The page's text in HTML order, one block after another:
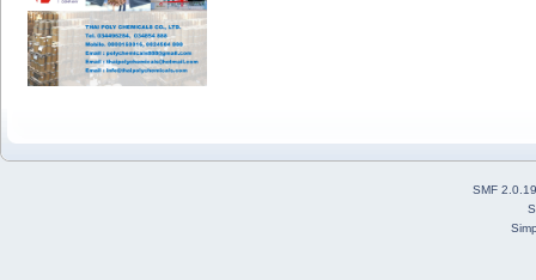
SMF 2.0.19